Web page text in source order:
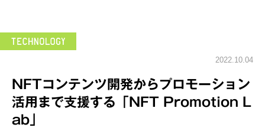
2022.10.04
NFTコンテンツ開発からプロモーション
活用まで支援する「NFT Promotion L
ab」